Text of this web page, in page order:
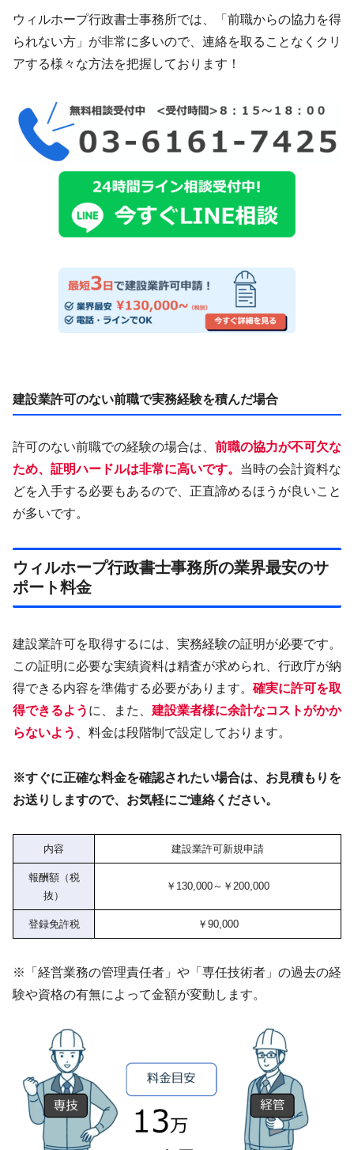
ウィルホープ行政書士事務所では、「前職からの協力を得
られない方」が非常に多いので、連絡を取ることなくクリ
アする様々な方法を把握しております！
建設業許可のない前職で実務経験を積んだ場合
許可のない前職での経験の場合は、 前職の協力が不可欠な
ため、証明ハードルは非常に高いです。 当時の会計資料な
どを入手する必要もあるので、正直諦めるほうが良いこと
が多いです。
ウィルホープ行政書士事務所の業界最安のサ
ポート料金
建設業許可を取得するには、実務経験の証明が必要です。
この証明に必要な実績資料は精査が求められ、行政庁が納
得できる内容を準備する必要があります。 確実に許可を取
得できるよう に、また、 建設業者様に余計なコストがかか
らないよう
、料金は段階制で設定しております。
※すぐに正確な料金を確認されたい場合は、お見積もりを
お送りしますので、お気軽にご連絡ください。
内容 建設業許可新規申請
報酬額（税
抜）
￥130,000～￥200,000
登録免許税 ￥90,000
※「経営業務の管理責任者」や「専任技術者」の過去の経
験や資格の有無によって金額が変動します。